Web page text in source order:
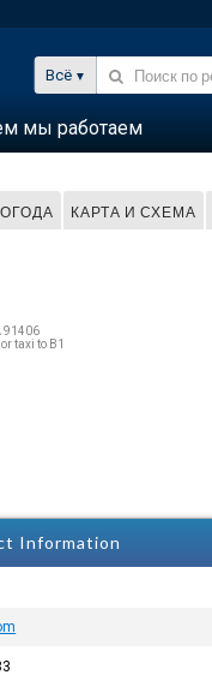
Всё
мы работаем
КАРТА И СХЕМА
91406
taxi to B1
Information